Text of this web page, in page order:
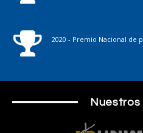
2020 - Premio Nacional de
Nuestros